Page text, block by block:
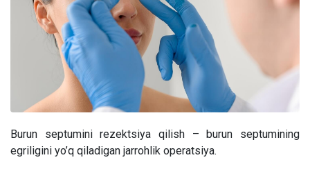
Burun septumini rezektsiya qilish – burun septumining
egriligini yo’q qiladigan jarrohlik operatsiya.